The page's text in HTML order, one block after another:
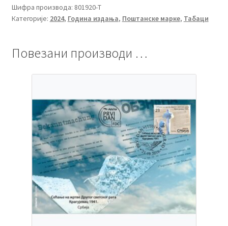
Шифра производа: 801920-Т
Категорије: 2024, Година издања, Поштанске марке, Табаци
Повезани производи …